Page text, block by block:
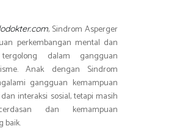
, Sindrom Asperger
perkembangan mental dan
dalam gangguan
Anak dengan Sindrom
gangguan kemampuan
interaksi sosial, tetapi masih
dan kemampuan
baik.